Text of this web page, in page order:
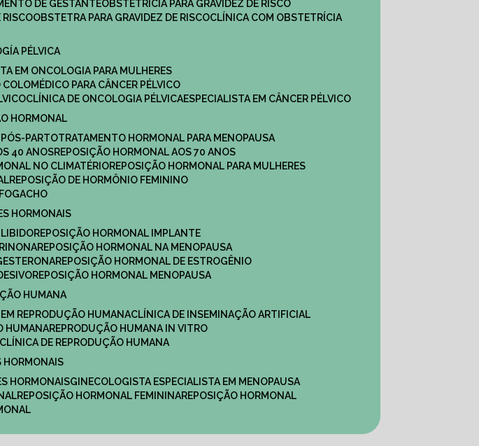
DE GESTANTE
OBSTETRÍCIA PARA GRAVIDEZ DE RISCO
RISCO OBSTETRA PARA GRAVIDEZ DE RISCO
CLÍNICA COM OBSTETRÍCIA
PÉLVICA
EM ONCOLOGIA PARA MULHERES
COLO
MÉDICO PARA CÂNCER PÉLVICO
CLÍNICA DE ONCOLOGIA PÉLVICA ESPECIALISTA EM CÂNCER PÉLVICO
HORMONAL
PÓS-PARTO
TRATAMENTO HORMONAL PARA MENOPAUSA
40 ANOS
REPOSIÇÃO HORMONAL AOS 70 ANOS
NO CLIMATÉRIO
REPOSIÇÃO HORMONAL PARA MULHERES
REPOSIÇÃO DE HORMÔNIO FEMININO
HORMONAIS
LIBIDO
REPOSIÇÃO HORMONAL IMPLANTE
REPOSIÇÃO HORMONAL NA MENOPAUSA
REPOSIÇÃO HORMONAL DE ESTROGÊNIO
REPOSIÇÃO HORMONAL MENOPAUSA
HUMANA
EM REPRODUÇÃO HUMANA
CLÍNICA DE INSEMINAÇÃO ARTIFICIAL
HUMANA
REPRODUÇÃO HUMANA IN VITRO
CLÍNICA DE REPRODUÇÃO HUMANA
HORMONAIS
HORMONAIS
GINECOLOGISTA ESPECIALISTA EM MENOPAUSA
REPOSIÇÃO HORMONAL FEMININA
REPOSIÇÃO HORMONAL